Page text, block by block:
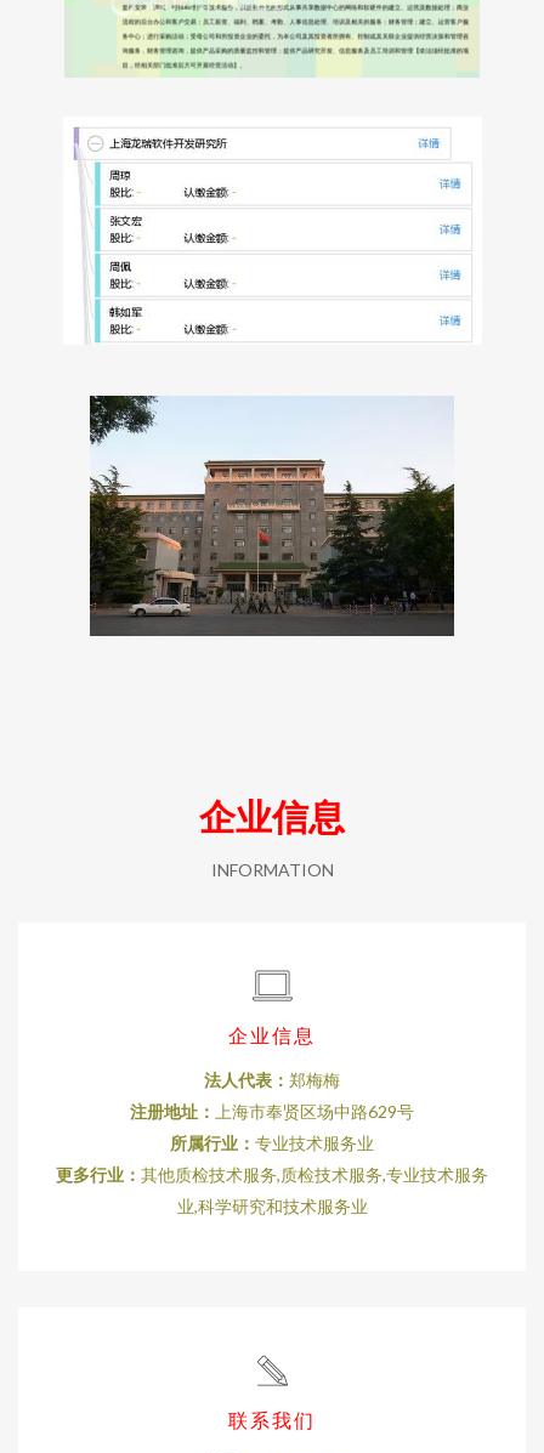
企业信息
INFORMATION
企业信息
法人代表： 郑梅梅
注册地址：
上海市奉贤区场中路629号
所属行业： 专业技术服务业
更多行业： 其他质检技术服务,质检技术服务,专业技术服务
业,科学研究和技术服务业
联系我们